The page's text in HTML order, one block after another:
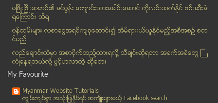
ျမန္မာ့ ျပည္တြင္းေရးႏွင့္ အခ်ဳပ္အျခာ အာဏာကို ဝင္ေရ...
၂၀၀၈ ဖြဲ႕စည္းပံုအေျခခံ ဥပေဒဆိုင္ရာ လူထုဆႏၵသေဘာထား ...
အခ်စ္ကိုခံစားဖူးပါတယ္လို႔ ဖြင့္ဟလာတဲ့ မိုးေဟကို
ယာဥ္ႀကီးမ်ားအား ကာဗြန္အခြန္ေကာက္မည့္အစီအစဥ္ေၾကာင့္...
ဘတ္စ္ကားမ်ား ရပ္၊ တင္၊ ထြက္စနစ္ မေအာင္ျမင္ဟု မထသ (...
Agony ဆီးလမ္းေက်ာက္က နာျခင္း
မၿဖိဳးၿဖိဳးေအာင္၏ ခင္ပြန္း ေက်ာင္းသားေခါင္းေဆာင္ ကိုလင္းထက္ႏိုင္ ဖမ္းဆီးခံ
ရေၾကာင္း သိရ
၀န္ထမ္းမ်ား လစာေငြအရစ္က်စုေဆာင္း၍ အိမ္ရာ၀ယ္ယူႏုိင္မည့္အစီအစဥ္ စတ
င္မည္
လည္ေခ်ာင္းထဲမွာ အစာပိုက္ထည့္ထားရလုိ႔ သီခ်င္းဆုိရတာ အခက္အခဲေတြ ႀ
ကံဳေနရတယ္လို႔ ဖြင့္ဟလာတဲ့ ဆုိေတး
My Favourite
Myanmar Website Tutorials
ကၽြမ္းက်င္စြာ အသုံးျပဳႏုိင္ရင္ အက်ိဳးမ်ားမယ့္ Facebook search